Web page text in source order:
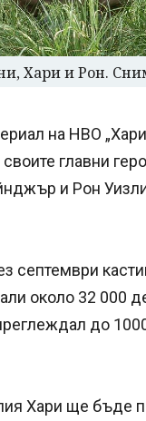
Хари и Рон.
на HBO
главни
и Рон
септември
около 32 000
до
Хари ще бъде